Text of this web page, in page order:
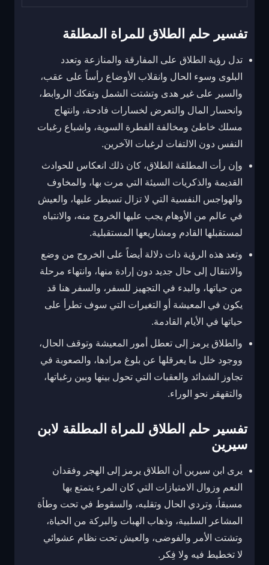
تفسير حلم الطلاق للمراة المطلقة
تدل رؤية الطلاق على المفارقة والمنازعة وتعدد
البلوى وسوء الحال وانقلاب الأوضاع رأساً على عقب،
والسير على غير هدى وتشتت الشمل وتفكك الروابط،
وانحسار المال والتعرض لخسارات فادحة، وانتهاج
مسلك خاطئ ومخالفة الفطرة السوية، واشباع رغبات
النفس دون الالتفات لرغبات الآخرين.
وإن رأت المطلقة الطلاق، كان ذلك انعكاس للحوادث
القديمة والذكريات السيئة التي مرت بها، والمخاوف
والهواجس النفسية التي لا تزال تسيطر عليها، والعيش
في عالم من الأوهام يجب عليها الخروج منه، والانتباه
لمستقبلها القادم ومشاريعها المستقبلية.
وتعد هذه الرؤية ذات دلالة أيضاً على الخروج من وضع
والانتقال إلى حال جديد دون إرادة منها، وانتهاء مرحلة
من حياتها، والبدء في التجهيز للسفر، والسفر هنا قد
يكون في المعيشة أو التغيرات التي سوف تطرأ على
حياتها في الأيام القادمة.
والطلاق يرمز إلى تعطل أمور المعيشة وتوقف الحال،
ووجود خلل ما يعرقلها عن بلوغ مرادها، والصعوبة في
تجاوز الشدائد والعقبات التي تحول بينها وبين رغباتها،
والتقهقر نحو الوراء.
تفسير حلم الطلاق للمراة المطلقة لابن
سيرين
يرى ابن سيرين أن الطلاق يرمز إلى الهجر وفقدان
النعم وزوال الامتيازات التي كان المرء يتمتع بها
مسبقاً، وتردي الحال وتقلبه، والسقوط في تحت وطأة
المشاعر السلبية، وذهاب الهبات والبركة من الحياة،
وتشتت الأمر والفوضى، والعيش تحت نظام عشوائي
لا تخطيط فيه ولا فِكر.